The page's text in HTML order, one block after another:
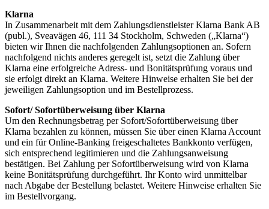
Klarna
In Zusammenarbeit mit dem Zahlungsdienstleister Klarna Bank AB
(publ.), Sveavägen 46, 111 34 Stockholm, Schweden („Klarna“)
bieten wir Ihnen die nachfolgenden Zahlungsoptionen an. Sofern
nachfolgend nichts anderes geregelt ist, setzt die Zahlung über
Klarna eine erfolgreiche Adress- und Bonitätsprüfung voraus und
sie erfolgt direkt an Klarna. Weitere Hinweise erhalten Sie bei der
jeweiligen Zahlungsoption und im Bestellprozess.
Sofort/ Sofortüberweisung über Klarna
Um den Rechnungsbetrag per Sofort/Sofortüberweisung über
Klarna bezahlen zu können, müssen Sie über einen Klarna Account
und ein für Online-Banking freigeschaltetes Bankkonto verfügen,
sich entsprechend legitimieren und die Zahlungsanweisung
bestätigen. Bei Zahlung per Sofortüberweisung wird von Klarna
keine Bonitätsprüfung durchgeführt. Ihr Konto wird unmittelbar
nach Abgabe der Bestellung belastet. Weitere Hinweise erhalten Sie
im Bestellvorgang.